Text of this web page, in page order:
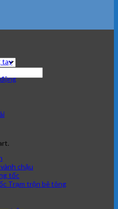
tay
chậu
tốc
Trạm trộn bê tông